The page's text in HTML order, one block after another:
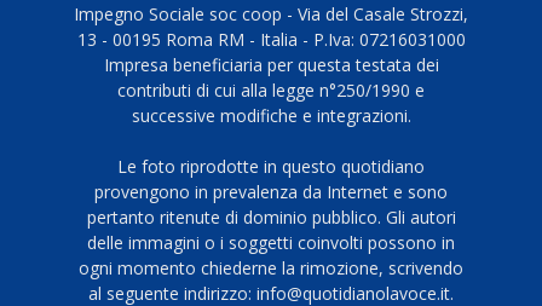
Impegno Sociale soc coop - Via del Casale Strozzi,
13 - 00195 Roma RM - Italia - P.Iva: 07216031000
Impresa beneficiaria per questa testata dei
contributi di cui alla legge n°250/1990 e
successive modifiche e integrazioni.
Le foto riprodotte in questo quotidiano
provengono in prevalenza da Internet e sono
pertanto ritenute di dominio pubblico. Gli autori
delle immagini o i soggetti coinvolti possono in
ogni momento chiederne la rimozione, scrivendo
al seguente indirizzo: info@quotidianolavoce.it.